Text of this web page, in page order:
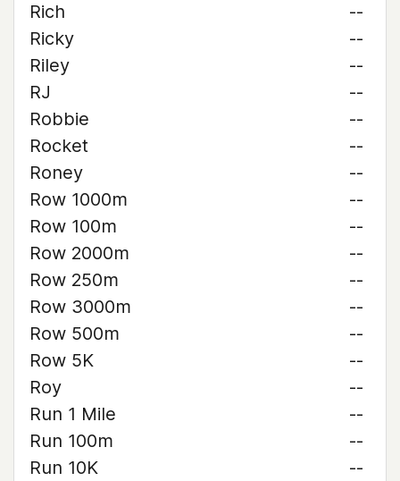
Rich
--
Ricky
--
Riley
--
RJ
--
Robbie
--
Rocket
--
Roney
--
Row 1000m
--
Row 100m
--
Row 2000m
--
Row 250m
--
Row 3000m
--
Row 500m
--
Row 5K
--
Roy
--
Run 1 Mile
--
Run 100m
--
Run 10K
--